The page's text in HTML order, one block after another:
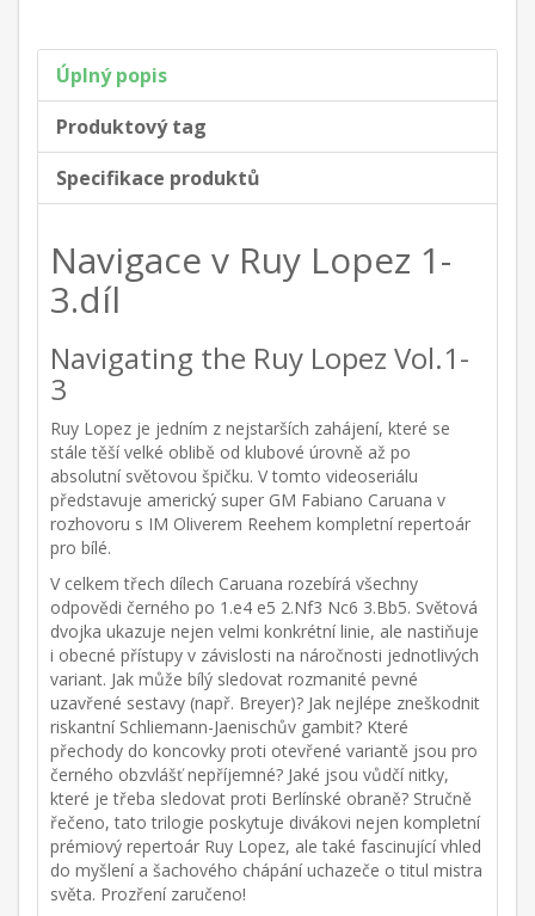
Úplný popis
Produktový tag
Specifikace produktů
Navigace v Ruy Lopez 1-
3.díl
Navigating the Ruy Lopez Vol.1-
3
Ruy Lopez je jedním z nejstarších zahájení, které se
stále těší velké oblibě od klubové úrovně až po
absolutní světovou špičku. V tomto videoseriálu
představuje americký super GM Fabiano Caruana v
rozhovoru s IM Oliverem Reehem kompletní repertoár
pro bílé.
V celkem třech dílech Caruana rozebírá všechny
odpovědi černého po 1.e4 e5 2.Nf3 Nc6 3.Bb5. Světová
dvojka ukazuje nejen velmi konkrétní linie, ale nastiňuje
i obecné přístupy v závislosti na náročnosti jednotlivých
variant. Jak může bílý sledovat rozmanité pevné
uzavřené sestavy (např. Breyer)? Jak nejlépe zneškodnit
riskantní Schliemann-Jaenischův gambit? Které
přechody do koncovky proti otevřené variantě jsou pro
černého obzvlášť nepříjemné? Jaké jsou vůdčí nitky,
které je třeba sledovat proti Berlínské obraně? Stručně
řečeno, tato trilogie poskytuje divákovi nejen kompletní
prémiový repertoár Ruy Lopez, ale také fascinující vhled
do myšlení a šachového chápání uchazeče o titul mistra
světa. Prozření zaručeno!